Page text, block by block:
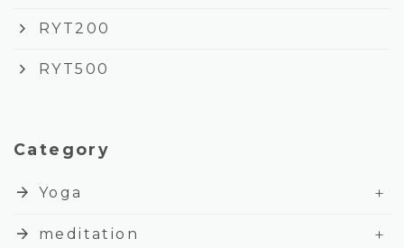
keyboard_arrow_right RYT200
keyboard_arrow_right RYT500
Category
arrow_forward Yoga
+
arrow_forward
meditation
+